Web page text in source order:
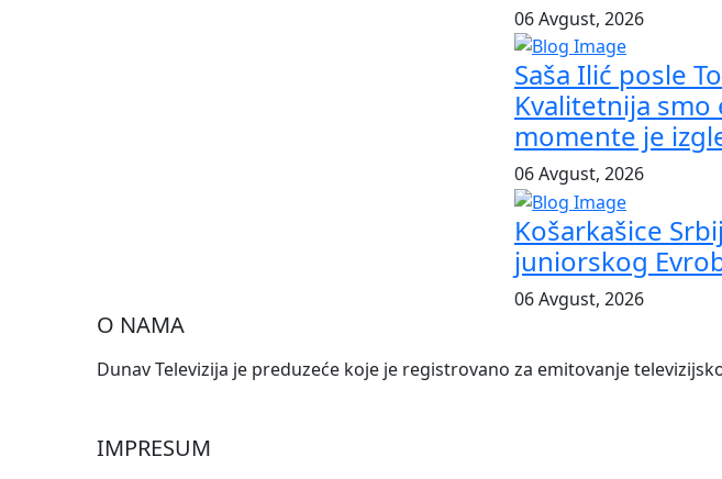
06 Avgust, 2026
Saša Ilić posle
Kvalitetnija smo
momente je
06 Avgust, 2026
Košarkašice
juniorskog
06 Avgust, 2026
O NAMA
Dunav Televizija je preduzeće koje je registrovano za emitovanje
IMPRESUM